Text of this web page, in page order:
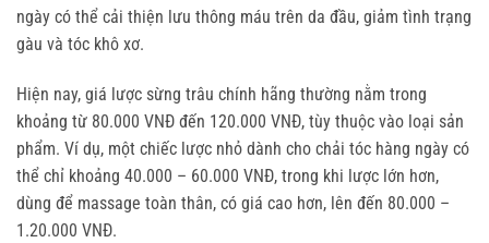
ngày có thể cải thiện lưu thông máu trên da đầu, giảm tình trạng
gàu và tóc khô xơ.
Hiện nay, giá lược sừng trâu chính hãng thường nằm trong
khoảng từ 80.000 VNĐ đến 120.000 VNĐ, tùy thuộc vào loại sản
phẩm. Ví dụ, một chiếc lược nhỏ dành cho chải tóc hàng ngày có
thể chỉ khoảng 40.000 – 60.000 VNĐ, trong khi lược lớn hơn,
dùng để massage toàn thân, có giá cao hơn, lên đến 80.000 –
1.20.000 VNĐ.